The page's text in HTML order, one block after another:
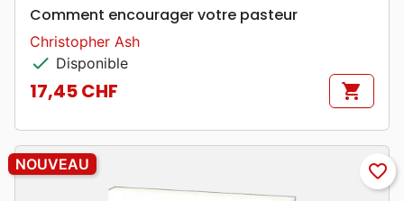
Comment encourager votre pasteur
Christopher Ash
check Disponible
Prix
17,45 CHF shopping_cart
NOUVEAU favorite_border